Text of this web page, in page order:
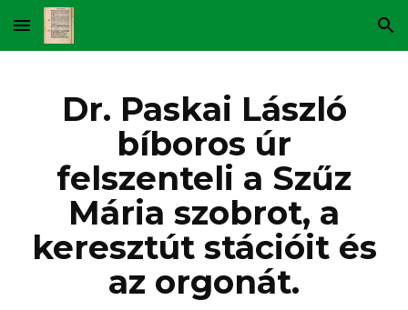
Skip to main content Skip to navigation
Dr. Paskai László
bíboros úr
felszenteli a Szűz
Mária szobrot, a
keresztút stációit és
az orgonát.